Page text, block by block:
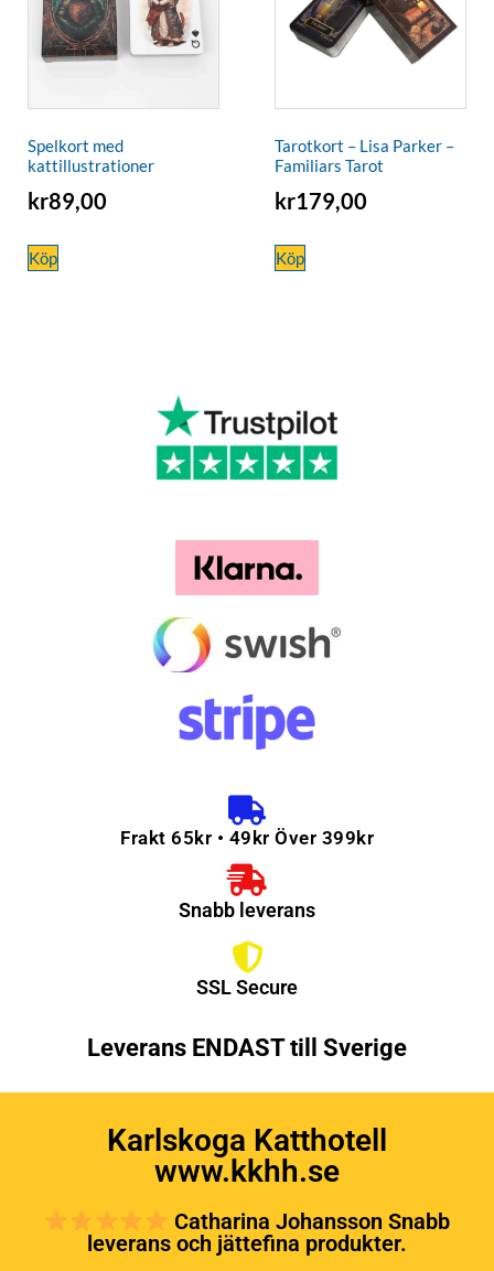
Spelkort med
kattillustrationer
kr89,00
Köp
Tarotkort – Lisa Parker –
Familiars Tarot
kr179,00
Köp
Frakt 65kr • 49kr Över 399kr
Snabb leverans
SSL Secure
Leverans ENDAST till Sverige
Karlskoga Katthotell
www.kkhh.se
Catharina Johansson Snabb
leverans och jättefina produkter.